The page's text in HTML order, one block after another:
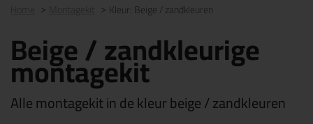
Kleur: Beige / zandkleuren
Beige / zandkleurige
montagekit
Alle montagekit in de kleur beige / zandkleuren